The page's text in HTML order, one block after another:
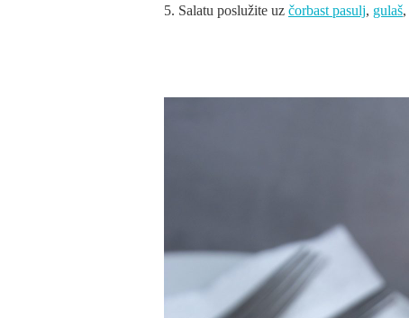
Salatu poslužite uz čorbast pasulj, gulaš,